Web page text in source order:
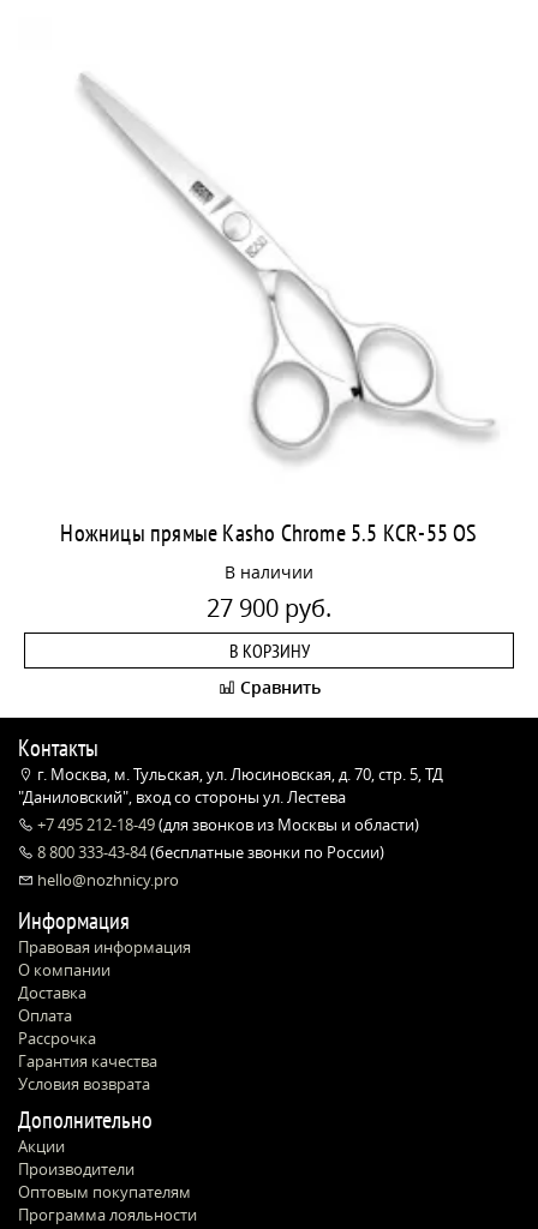
Ножницы прямые Kasho Chrome 5.5 KCR-55 OS
В наличии
27 900 руб.
В КОРЗИНУ
Сравнить
Контакты
г. Москва, м. Тульская, ул. Люсиновская, д. 70, стр. 5, ТД
"Даниловский", вход со стороны ул. Лестева
+7 495 212-18-49(для звонков из Москвы и области)
8 800 333-43-84(бесплатные звонки по России)
hello@nozhnicy.pro
Информация
Правовая информация
О компании
Доставка
Оплата
Рассрочка
Гарантия качества
Условия возврата
Дополнительно
Акции
Производители
Оптовым покупателям
Программа лояльности